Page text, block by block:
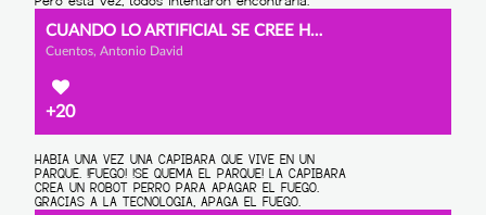
CUANDO LO ARTIFICIAL SE CREE HUMANO
Cuentos, Antonio David
+20